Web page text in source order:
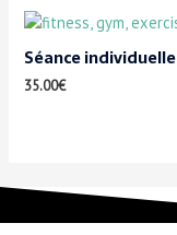
Séance individuelle
35.00€